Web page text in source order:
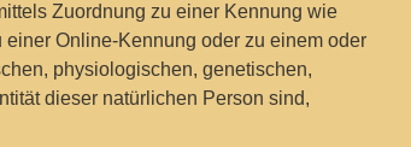
Zuordnung zu einer Kennung wie
Online-Kennung oder zu einem oder
physiologischen, genetischen,
dieser natürlichen Person sind,